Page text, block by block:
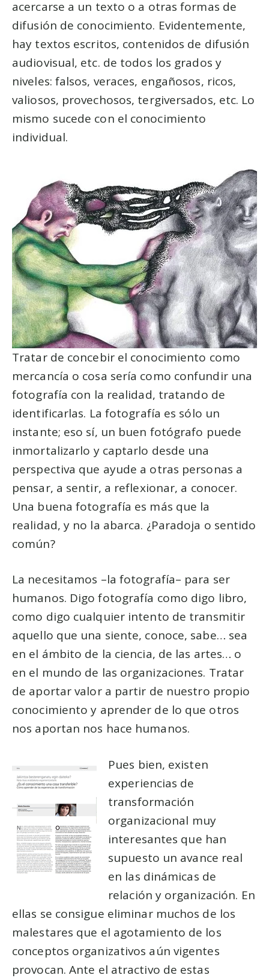
acercarse a un texto o a otras formas de
difusión de conocimiento. Evidentemente,
hay textos escritos, contenidos de difusión
audiovisual, etc. de todos los grados y
niveles: falsos, veraces, engañosos, ricos,
valiosos, provechosos, tergiversados, etc. Lo
mismo sucede con el conocimiento
individual.
Tratar de concebir el conocimiento como
mercancía o cosa sería como confundir una
fotografía con la realidad, tratando de
identificarlas. La fotografía es sólo un
instante; eso sí, un buen fotógrafo puede
inmortalizarlo y captarlo desde una
perspectiva que ayude a otras personas a
pensar, a sentir, a reflexionar, a conocer.
Una buena fotografía es más que la
realidad, y no la abarca. ¿Paradoja o sentido
común?
La necesitamos –la fotografía– para ser
humanos. Digo fotografía como digo libro,
como digo cualquier intento de transmitir
aquello que una siente, conoce, sabe… sea
en el ámbito de la ciencia, de las artes… o
en el mundo de las organizaciones. Tratar
de aportar valor a partir de nuestro propio
conocimiento y aprender de lo que otros
nos aportan nos hace humanos.
Pues bien, existen
experiencias de
transformación
organizacional muy
interesantes que han
supuesto un avance real
en las dinámicas de
relación y organización. En
ellas se consigue eliminar muchos de los
malestares que el agotamiento de los
conceptos organizativos aún vigentes
provocan. Ante el atractivo de estas